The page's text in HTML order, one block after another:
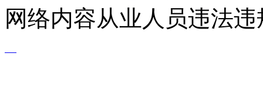
网络内容从业人员违法